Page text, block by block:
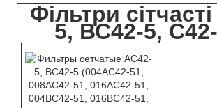
Фільтри
5, ВС42-5,